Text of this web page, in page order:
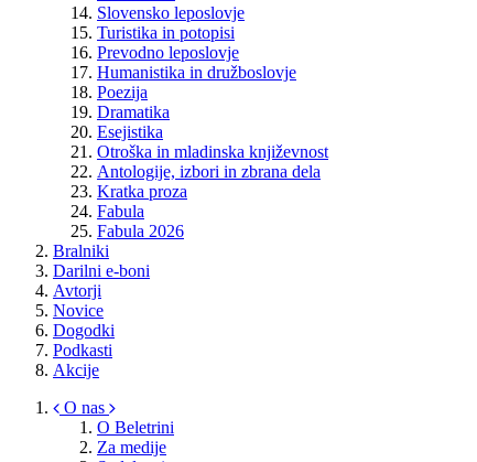
Slovensko leposlovje
Turistika in potopisi
Prevodno leposlovje
Humanistika in družboslovje
Poezija
Dramatika
Esejistika
Otroška in mladinska književnost
Antologije, izbori in zbrana dela
Kratka proza
Fabula
Fabula 2026
Bralniki
Darilni e-boni
Avtorji
Novice
Dogodki
Podkasti
Akcije
O nas
O Beletrini
Za medije